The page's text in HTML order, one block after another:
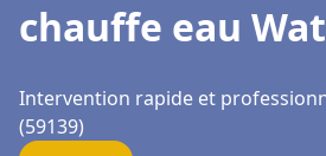
chauffe eau
Intervention rapide et
(59139)